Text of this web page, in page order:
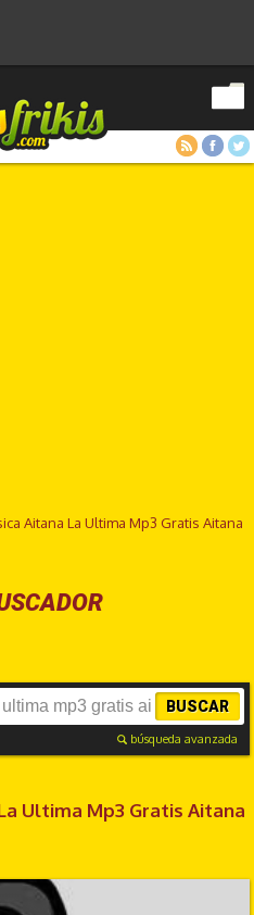
Twitter
Aitana La Ultima Mp3 Gratis Aitana
BUSCAR
búsqueda avanzada
Ultima Mp3 Gratis Aitana